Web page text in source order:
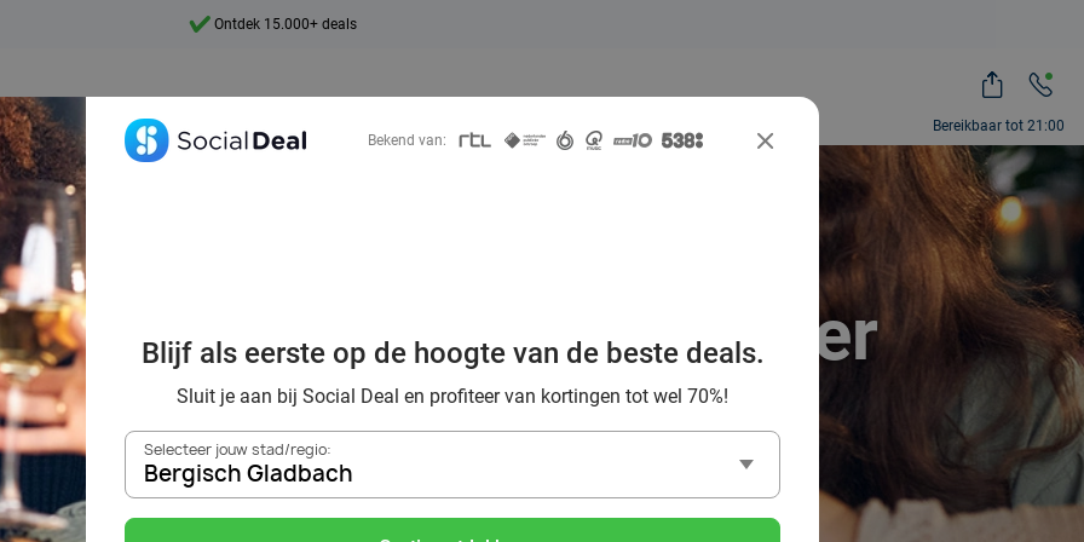
Bereikbaar tot 21:00
7 dagen per week beschikbaar
cadeaukaart geven? Meer
je geld via Social Deal!
Bekend van:
Blijf als eerste op de hoogte van de beste deals.
Sluit je aan bij Social Deal en profiteer van kortingen tot wel 70%!
Selecteer jouw stad/regio:
Bergisch Gladbach